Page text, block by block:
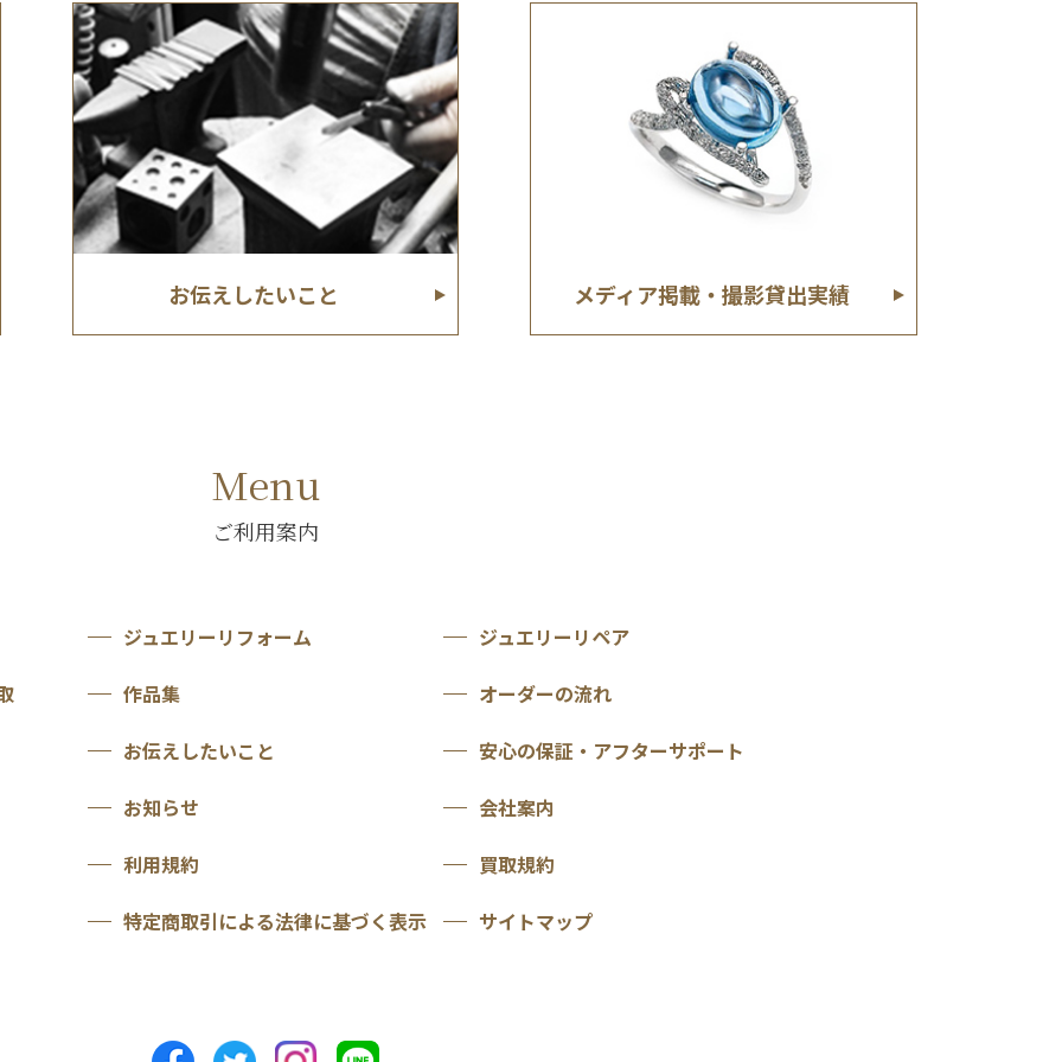
お伝えしたいこと メディア掲載・撮影貸出実績
Menu
ご利用案内
ジュエリーリフォーム
ジュエリーリペア
作品集
オーダーの流れ
お伝えしたいこと
安心の保証・アフターサポート
お知らせ
会社案内
利用規約
買取規約
特定商取引による法律に基づく表示
サイトマップ